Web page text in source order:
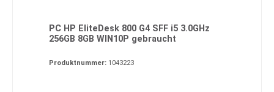
PC HP EliteDesk 800 G4 SFF i5 3.0GHz
256GB 8GB WIN10P gebraucht
Produktnummer: 1043223